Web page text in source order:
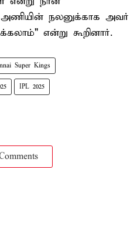
நலனுக்காக அவர்
என்று கூறினார்.
Super Kings
IPL 2025